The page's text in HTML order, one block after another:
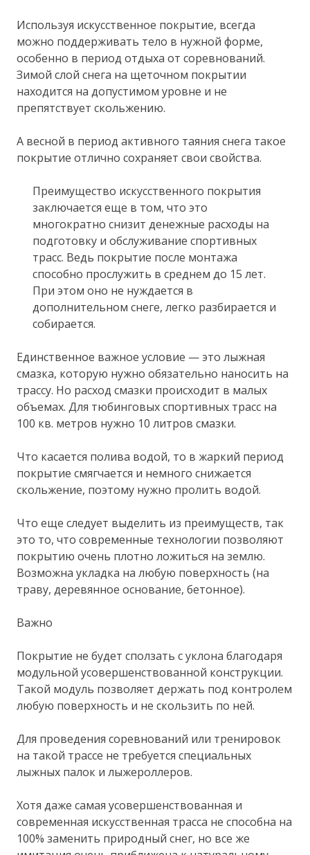
Используя искусственное покрытие, всегда
можно поддерживать тело в нужной форме,
особенно в период отдыха от соревнований.
Зимой слой снега на щеточном покрытии
находится на допустимом уровне и не
препятствует скольжению.
А весной в период активного таяния снега такое
покрытие отлично сохраняет свои свойства.
Преимущество искусственного покрытия
заключается еще в том, что это
многократно снизит денежные расходы на
подготовку и обслуживание спортивных
трасс. Ведь покрытие после монтажа
способно прослужить в среднем до 15 лет.
При этом оно не нуждается в
дополнительном снеге, легко разбирается и
собирается.
Единственное важное условие — это лыжная
смазка, которую нужно обязательно наносить на
трассу. Но расход смазки происходит в малых
объемах. Для тюбинговых спортивных трасс на
100 кв. метров нужно 10 литров смазки.
Что касается полива водой, то в жаркий период
покрытие смягчается и немного снижается
скольжение, поэтому нужно пролить водой.
Что еще следует выделить из преимуществ, так
это то, что современные технологии позволяют
покрытию очень плотно ложиться на землю.
Возможна укладка на любую поверхность (на
траву, деревянное основание, бетонное).
Важно
Покрытие не будет сползать с уклона благодаря
модульной усовершенствованной конструкции.
Такой модуль позволяет держать под контролем
любую поверхность и не скользить по ней.
Для проведения соревнований или тренировок
на такой трассе не требуется специальных
лыжных палок и лыжероллеров.
Хотя даже самая усовершенствованная и
современная искусственная трасса не способна на
100% заменить природный снег, но все же